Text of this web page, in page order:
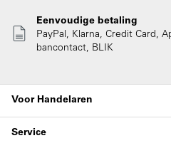
Eenvoudige betaling
PayPal, Klarna, Credit Card,
bancontact, BLIK
Voor Handelaren
Service